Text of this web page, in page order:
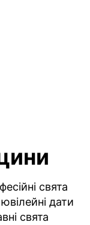
свята
дати
свята